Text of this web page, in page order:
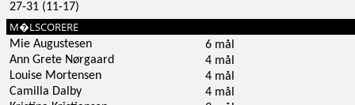
27-31 (11-17)
M�LSCORERE
Mie Augustesen
Ann Grete Nørgaard
Louise Mortensen
Camilla Dalby
6 mål
4 mål
4 mål
4 mål